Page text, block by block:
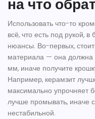
на что
Использовать что-то
всё, что есть под рукой,
нюансы. Во-первых,
материала — она
мм, иначе получите
Например, керамзит
максимально упрочняет
лучше промывать, иначе
нестабильной.